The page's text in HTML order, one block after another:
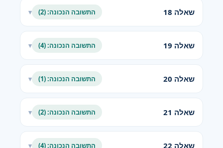
שאלה 18 התשובה הנכונה: (2) ▾
שאלה 19 התשובה הנכונה: (4) ▾
שאלה 20 התשובה הנכונה: (1) ▾
שאלה 21 התשובה הנכונה: (2) ▾
שאלה 22 התשובה הנכונה: (4) ▾